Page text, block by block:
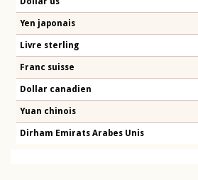
Yen japonais
Livre sterling
Franc suisse
Dollar canadien
Yuan chinois
Dirham Emirats Arabes Unis